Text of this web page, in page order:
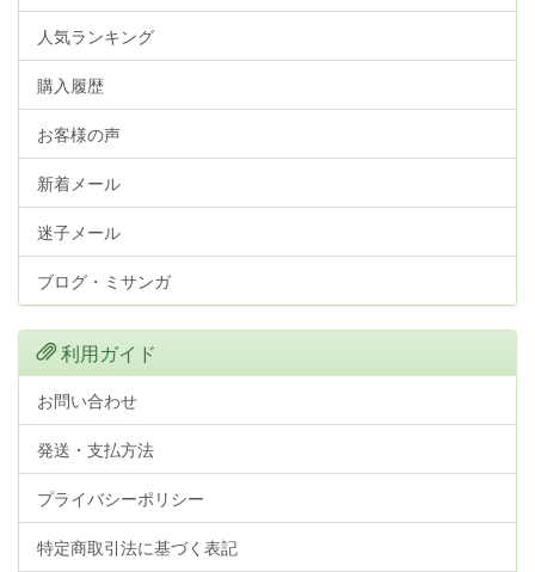
人気ランキング
購入履歴
お客様の声
新着メール
迷子メール
ブログ・ミサンガ
利用ガイド
お問い合わせ
発送・支払方法
プライバシーポリシー
特定商取引法に基づく表記